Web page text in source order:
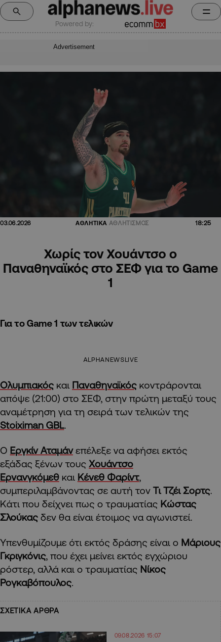
Powered by:
Advertisement
03.06.2026 ΑΘΛΗΤΙΚΑ ΑΘΛΗΤΙΣΜΟΣ 18:25
Χωρίς τον Χουάντσο ο
Παναθηναϊκός στο ΣΕΦ για το Game
1
Για το Game 1 των τελικών
ALPHANEWSLIVE
Ολυμπιακός και Παναθηναϊκός κοντράρονται
απόψε (21:00) στο ΣΕΦ, στην πρώτη μεταξύ τους
αναμέτρηση για τη σειρά των τελικών της
Stoiximan GBL
Ο Εργκίν Αταμάνεπέλεξε να αφήσει εκτός
εξάδας ξένων τους Χουάντσο
Ερνανγκόμεθ και Κένεθ Φαρίντ,
συμπεριλαμβάνοντας σε αυτή τον Τι Τζέι Σορτς
Κάτι που δείχνει πως ο τραυματίας Κώστας
Σλούκας δεν θα είναι έτοιμος να αγωνιστεί.
Υπενθυμίζουμε ότι εκτός δράσης είναι ο Μάριους
Γκριγκόνις , που έχει μείνει εκτός εγχώριου
ρόστερ, αλλά και ο τραυματίας Νίκος
Ρογκαβόπουλος
ΣΧΕΤΙΚΑ ΑΡΘΡΑ
09.08.2026 15:07